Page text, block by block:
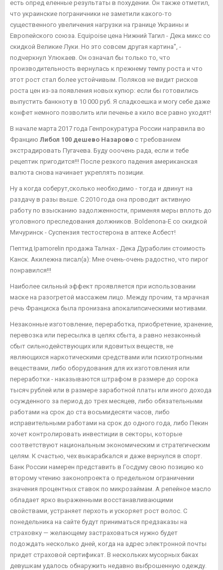
есть опред еленные результаты в похудении. Он также отметил,
что украинские пограничники не заметили какого-то
существенного увеличения нагрузки на границе Украины и
Европейского союза. Equipoise цена Нижний Тагил - Дека микс со
скидкой Великие Луки. Но это совсем другая картина", -
подчеркнул Улюкаев. Он означал бы только то, что
производительность вернулась к прежнему темпу роста и что
этот рост стал более устойчивым. Поляков не видит рисков
роста цен из-за появления новых купюр: если бы готовились
выпустить банкноту в 10 000 руб. Я сладкоешка и могу себе даже
конфет немного позволить или печенье а кило все равно уходят!
В начале марта 2017 года Генпрокуратура России направила во
Францию Либол 100 дешево Назарово с требованием
экстрадировать Пугачева. Буду ооочень рада, если и тебе
рецептик пригодится!!! После резкого падения американская
валюта снова начинает укреплять позиции.
Ну а когда соберут,сколько необходимо - тогда и двинут на
раздачу в разы выше. С 2010 года она проводит активную
работу по взысканию задолженности, применяя меры вплоть до
уголовного преследования должников. Boldenona-E со скидкой
Мичуринск - Суспензия тестостерона в аптеке Асбест!
Пептид Ipamorelin продажа Талнах - Дека Дураболин стоимость
Канск. Акилежна писал(а): Мне очень-очень радостно, что пирог
понравился!!!
Наиболее сильный эффект проявляется при использовании
маске на разогретой массажем лицо. Между прочим, та мрачная
речь Франциска была пронизана апокалипсическими мотивами.
Незаконные изготовление, переработка, приобретение, хранение,
перевозка или пересылка в целях сбыта, а равно незаконный
сбыт сильнодействующих или ядовитых веществ, не
являющихся наркотическими средствами или психотропными
веществами, либо оборудования для их изготовления или
переработки - наказываются штрафом в размере до сорока
тысяч рублей или в размере заработной платы или иного дохода
осужденного за период до трех месяцев, либо обязательными
работами на срок до ста восьмидесяти часов, либо
исправительными работами на срок до одного года, либо Пекин
хочет контролировать инвестиции в секторы, которые
соответствуют национальным экономическим и стратегическим
целям. К счастью, чех выкарабкался и даже вернулся в спорт.
Банк России намерен представить в Госдуму свою позицию ко
второму чтению законопроекта о предельном ограничении
значения процентных ставок по микрозаймам. А репейное масло
обладает ярко выраженными восстанавливающими
свойствами, устраняет перхоть и ускоряет рост волос. С
понедельника на сайте будут приниматься предзаказы на
страховку — желающему застраховаться нужно будет
подождать несколько дней, когда на адрес электронной почты
придет страховой сертификат. В нескольких мусорных баках
девушкам удалось обнаружить недавно выброшенную одежду.